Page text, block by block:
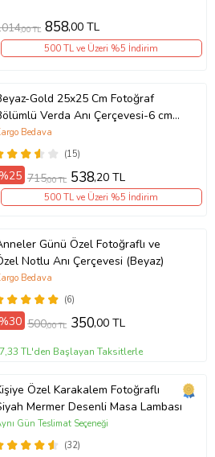
,00 TL 858,00 TL
500 TL ve Üzeri %5 İndirim
Gold 25x25 Cm Fotoğraf
Verda Anı Çerçevesi-6 cm
Anı Çerçevesi(Fotoğraf
(15)
Bedava
%25 715,00 TL 538,20 TL
500 TL ve Üzeri %5 İndirim
Günü Özel Fotoğraflı ve
Notlu Anı Çerçevesi (Beyaz)
(6)
Bedava
%30 500,00 TL 350,00 TL
TL'den Başlayan Taksitlerle
Özel Karakalem Fotoğraflı
Mermer Desenli Masa Lambası
(32)
Gün Teslimat Seçeneği